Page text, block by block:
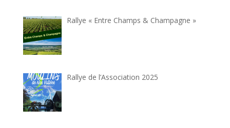
Rallye « Entre Champs & Champagne »
Rallye de l’Association 2025